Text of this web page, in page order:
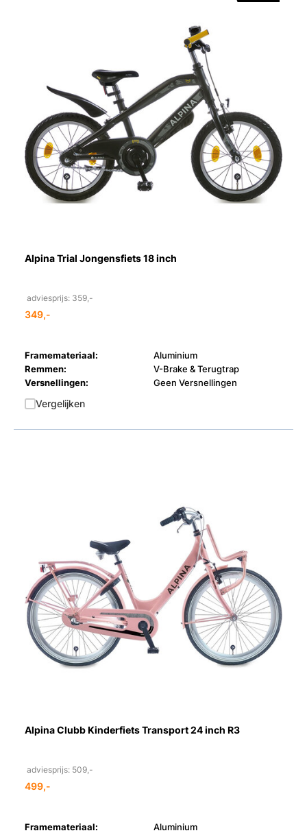
Alpina Trial Jongensfiets 18 inch
adviesprijs: 359,-
349,-
Framemateriaal:
Aluminium
Remmen:
V-Brake & Terugtrap
Versnellingen:
Geen Versnellingen
Vergelijken
Alpina Clubb Kinderfiets Transport 24 inch R3
adviesprijs: 509,-
499,-
Framemateriaal:
Aluminium